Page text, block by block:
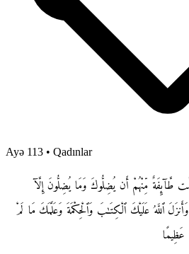
Ayə 113 • Qadınlar
طَّآئِفَةٌ مِّنْهُمْ أَن يُضِلُّوكَ وَمَا يُضِلُّونَ إِلَّآ
ٱللَّهُ عَلَيْكَ ٱلْكِتَـٰبَ وَٱلْحِكْمَةَ وَعَلَّمَكَ مَا لَمْ